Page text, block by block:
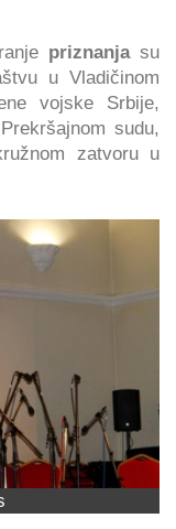
priznanjasu
u Vladičinom
vojske Srbije,
sudu,
zatvoru u